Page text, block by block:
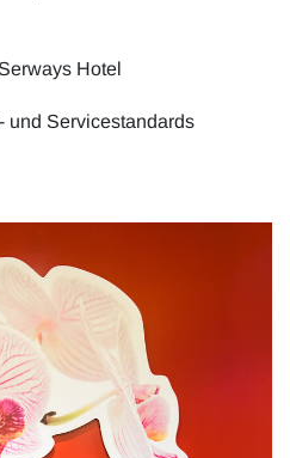
Hotel
und Servicestandards